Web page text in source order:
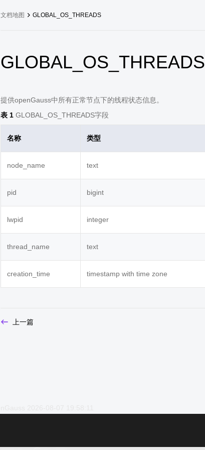
文档地图 GLOBAL_OS_THREADS
GLOBAL_OS_THREADS
提供openGauss中所有正常节点下的线程状态信息。
表 1 GLOBAL_OS_THREADS字段
名称 类型
node_name text
pid bigint
lwpid integer
thread_name text
creation_time timestamp with time zone
上一篇